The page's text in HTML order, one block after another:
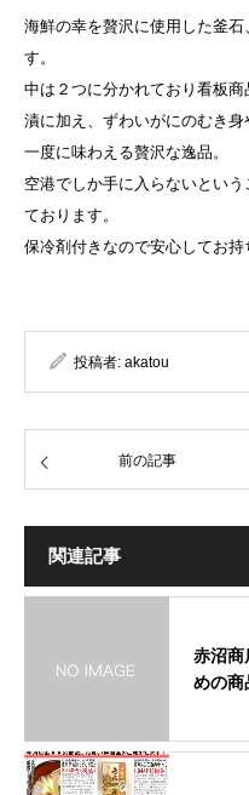
海鮮の幸を贅沢に使用した釜
す。
中は２つに分かれており看板
漬に加え、ずわいがにのむき
一度に味わえる贅沢な逸品。
空港でしか手に入らないとい
ております。
保冷剤付きなので安心してお持
投稿者: akatou
前の記事
関連記事
赤沼商
めの